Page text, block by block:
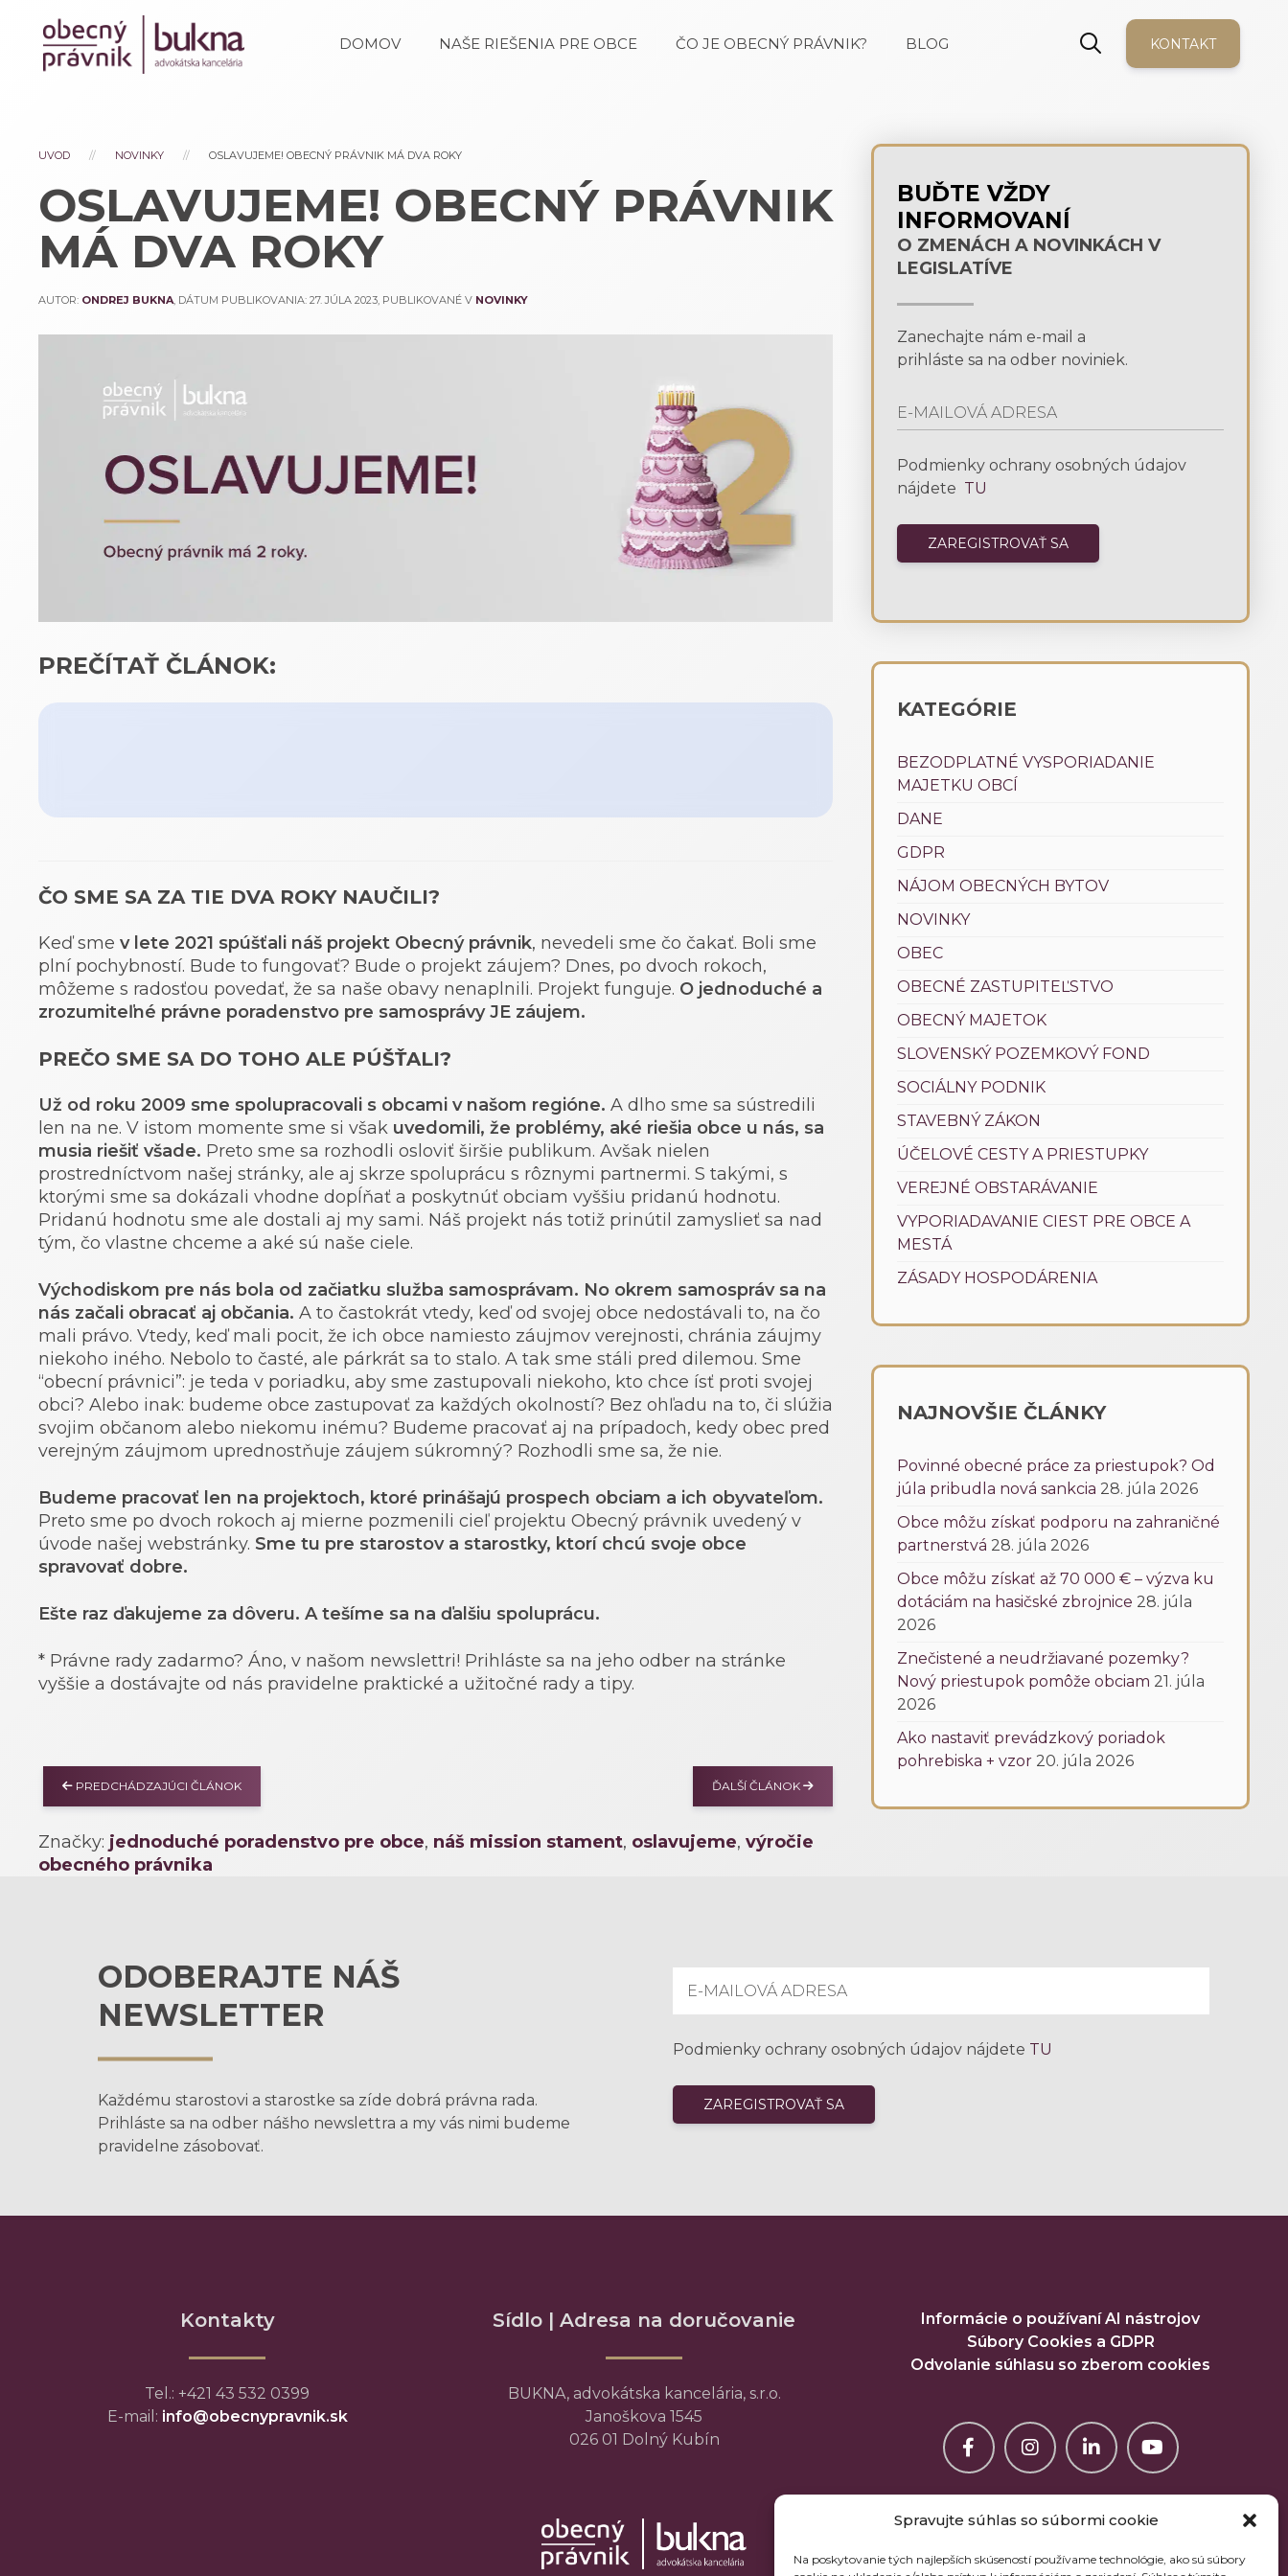
Spravujte súhlas so súbormi cookie
Na poskytovanie tých najlepších skúseností používame technológie, ako sú súbory
DOMOV NAŠE RIEŠENIA PRE OBCE ČO JE OBECNÝ PRÁVNIK? BLOG KONTAKT
UVOD NOVINKY OSLAVUJEME! OBECNÝ PRÁVNIK MÁ DVA ROKY
OSLAVUJEME! OBECNÝ PRÁVNIK
MÁ DVA ROKY
AUTOR: ONDREJ BUKNA, DÁTUM PUBLIKOVANIA:27. JÚLA 2023, PUBLIKOVANÉ V NOVINKY
PREČÍTAŤ ČLÁNOK:
ČO SME SA ZA TIE DVA ROKY NAUČILI?
Keď smev lete 2021 spúšťali náš projekt Obecný právnik, nevedeli sme čo čakať. Boli sme
plní pochybností. Bude to fungovať? Bude o projekt záujem? Dnes, po dvoch rokoch,
môžeme s radosťou povedať, že sa naše obavy nenaplnili. Projekt funguje. O jednoduché a
zrozumiteľné právne poradenstvo pre samosprávy JE záujem.
PREČO SME SA DO TOHO ALE PÚŠŤALI?
Už od roku 2009 sme spolupracovali s obcami v našom regióne. A dlho sme sa sústredili
len na ne. V istom momente sme si však uvedomili, že problémy, aké riešia obce u nás, sa
musia riešiť všade. Preto sme sa rozhodli osloviť širšie publikum. Avšak nielen
prostredníctvom našej stránky, ale aj skrze spoluprácu s rôznymi partnermi. S takými, s
ktorými sme sa dokázali vhodne dopĺňať a poskytnúť obciam vyššiu pridanú hodnotu.
Pridanú hodnotu sme ale dostali aj my sami. Náš projekt nás totiž prinútil zamyslieť sa nad
tým, čo vlastne chceme a aké sú naše ciele.
Východiskom pre nás bola od začiatku služba samosprávam. No okrem samospráv sa na
nás začali obracať aj občania. A to častokrát vtedy, keď od svojej obce nedostávali to, na čo
mali právo. Vtedy, keď mali pocit, že ich obce namiesto záujmov verejnosti, chránia záujmy
niekoho iného. Nebolo to časté, ale párkrát sa to stalo. A tak sme stáli pred dilemou. Sme
“obecní právnici”: je teda v poriadku, aby sme zastupovali niekoho, kto chce ísť proti svojej
obci? Alebo inak: budeme obce zastupovať za každých okolností? Bez ohľadu na to, či slúžia
svojim občanom alebo niekomu inému? Budeme pracovať aj na prípadoch, kedy obec pred
verejným záujmom uprednostňuje záujem súkromný? Rozhodli sme sa, že nie.
Budeme pracovať len na projektoch, ktoré prinášajú prospech obciam a ich obyvateľom.
Preto sme po dvoch rokoch aj mierne pozmenili cieľ projektu Obecný právnik uvedený v
úvode našej webstránky. Sme tu pre starostov a starostky, ktorí chcú svoje obce
spravovať dobre.
Ešte raz ďakujeme za dôveru. A tešíme sa na ďalšiu spoluprácu.
* Právne rady zadarmo? Áno, v našom newslettri! Prihláste sa na jeho odber na stránke
vyššie a dostávajte od nás pravidelne praktické a užitočné rady a tipy.
ĎALŠÍ ČLÁNOK
PREDCHÁDZAJÚCI ČLÁNOK
Značky: jednoduché poradenstvo pre obce, náš mission stament, oslavujeme,výročie
obecného právnika
BUĎTE VŽDY
INFORMOVANÍ
O ZMENÁCH A NOVINKÁCH V
LEGISLATÍVE
Zanechajte nám e-mail a
prihláste sa na odber noviniek.
Podmienky ochrany osobných údajov
nájdete TU
KATEGÓRIE
BEZODPLATNÉ VYSPORIADANIE
MAJETKU OBCÍ
DANE
GDPR
NÁJOM OBECNÝCH BYTOV
NOVINKY
OBEC
OBECNÉ ZASTUPITEĽSTVO
OBECNÝ MAJETOK
SLOVENSKÝ POZEMKOVÝ FOND
SOCIÁLNY PODNIK
STAVEBNÝ ZÁKON
ÚČELOVÉ CESTY A PRIESTUPKY
VEREJNÉ OBSTARÁVANIE
VYPORIADAVANIE CIEST PRE OBCE A
MESTÁ
ZÁSADY HOSPODÁRENIA
NAJNOVŠIE ČLÁNKY
Povinné obecné práce za priestupok? Od
júla pribudla nová sankcia 28. júla 2026
Obce môžu získať podporu na zahraničné
partnerstvá 28. júla 2026
Obce môžu získať až 70 000 € – výzva ku
dotáciám na hasičské zbrojnice 28. júla
2026
Znečistené a neudržiavané pozemky?
Nový priestupok pomôže obciam 21. júla
2026
Ako nastaviť prevádzkový poriadok
pohrebiska + vzor 20. júla 2026
ODOBERAJTE NÁŠ
NEWSLETTER
Každému starostovi a starostke sa zíde dobrá právna rada.
Prihláste sa na odber nášho newslettra a my vás nimi budeme
pravidelne zásobovať.
Podmienky ochrany osobných údajov nájdete TU
Kontakty
Tel.: +421 43 532 0399
E-mail: info@obecnypravnik.sk
Sídlo | Adresa na doručovanie
BUKNA, advokátska kancelária, s.r.o.
Janoškova 1545
026 01 Dolný Kubín
Informácie o používaní AI nástrojov
Súbory Cookies a GDPR
Odvolanie súhlasu so zberom cookies